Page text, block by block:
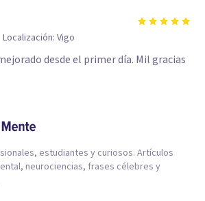
Localización: Vigo
desde el primer día. Mil gracias
estudiantes y curiosos. Artículos
neurociencias, frases célebres y